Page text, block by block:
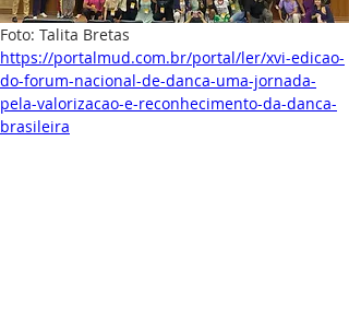
Foto: Talita Bretas
https://portalmud.com.br/portal/ler/xvi-edicao-
do-forum-nacional-de-danca-uma-jornada-
pela-valorizacao-e-reconhecimento-da-danca-
brasileira